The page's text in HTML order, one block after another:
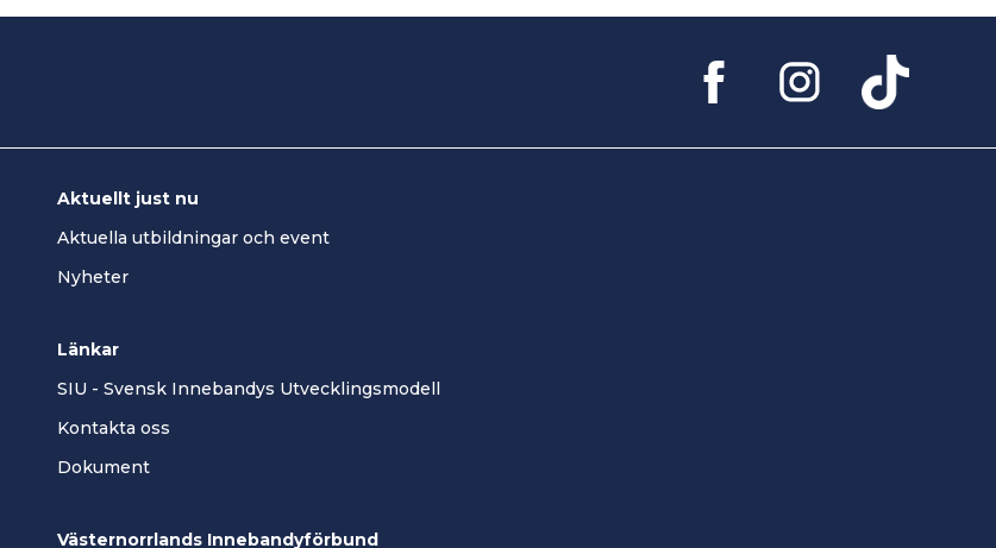
Aktuellt just nu
Aktuella utbildningar och event
Nyheter
Länkar
SIU - Svensk Innebandys Utvecklingsmodell
Kontakta oss
Dokument
Västernorrlands Innebandyförbund